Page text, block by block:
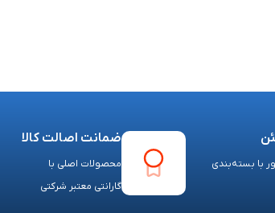
با بسته‌بندی
ضمانت اصالت کالا
محصولات اصلی با
گارانتی معتبر شرکتی